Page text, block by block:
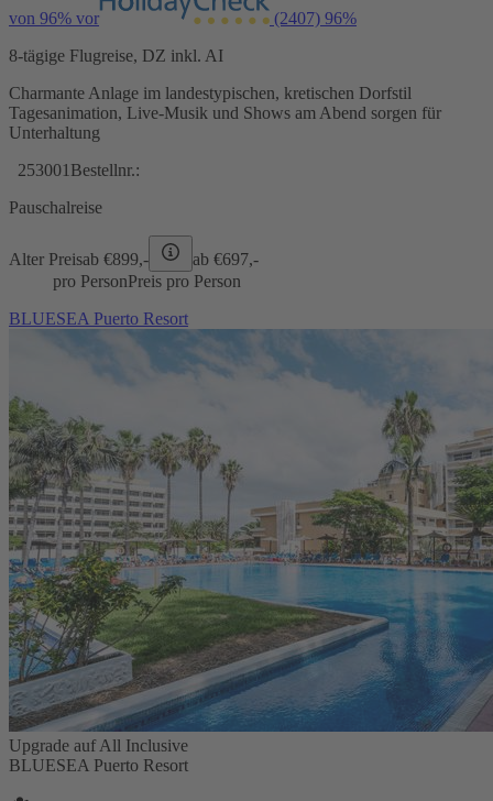
von 96% vor (2407) 96%
8-tägige Flugreise, DZ inkl. AI
Charmante Anlage im landestypischen, kretischen Dorfstil
Tagesanimation, Live-Musik und Shows am Abend sorgen für
Unterhaltung
253001 Bestellnr.:
Pauschalreise
Alter Preisab €899,- ab €697,-
pro PersonPreis pro Person
BLUESEA Puerto Resort
Upgrade auf All Inclusive
BLUESEA Puerto Resort